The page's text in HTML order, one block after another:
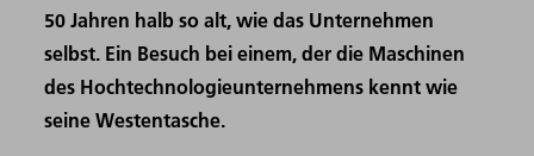
50 Jahren halb so alt, wie das Unternehmen
selbst. Ein Besuch bei einem, der die Maschinen
des Hochtechnologieunternehmens kennt wie
seine Westentasche.